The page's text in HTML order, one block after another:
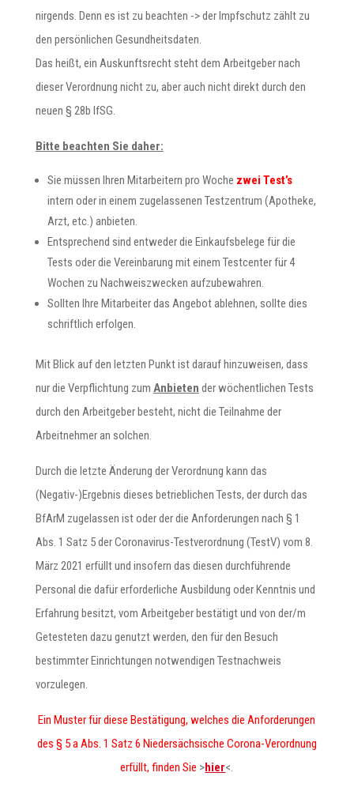
nirgends. Denn es ist zu beachten -> der Impfschutz zählt zu
den persönlichen Gesundheitsdaten.
Das heißt, ein Auskunftsrecht steht dem Arbeitgeber nach
dieser Verordnung nicht zu, aber auch nicht direkt durch den
neuen § 28b IfSG.
Bitte beachten Sie daher:
Sie müssen Ihren Mitarbeitern pro Woche zwei Test’s
intern oder in einem zugelassenen Testzentrum (Apotheke,
Arzt, etc.) anbieten.
Entsprechend sind entweder die Einkaufsbelege für die
Tests oder die Vereinbarung mit einem Testcenter für 4
Wochen zu Nachweiszwecken aufzubewahren.
Sollten Ihre Mitarbeiter das Angebot ablehnen, sollte dies
schriftlich erfolgen.
Mit Blick auf den letzten Punkt ist darauf hinzuweisen, dass
nur die Verpflichtung zum Anbieten der wöchentlichen Tests
durch den Arbeitgeber besteht, nicht die Teilnahme der
Arbeitnehmer an solchen.
Durch die letzte Änderung der Verordnung kann das
(Negativ-)Ergebnis dieses betrieblichen Tests, der durch das
BfArM zugelassen ist oder der die Anforderungen nach § 1
Abs. 1 Satz 5 der Coronavirus-Testverordnung (TestV) vom 8.
März 2021 erfüllt und insofern das diesen durchführende
Personal die dafür erforderliche Ausbildung oder Kenntnis und
Erfahrung besitzt, vom Arbeitgeber bestätigt und von der/m
Getesteten dazu genutzt werden, den für den Besuch
bestimmter Einrichtungen notwendigen Testnachweis
vorzulegen.
Ein Muster für diese Bestätigung, welches die Anforderungen
des § 5 a Abs. 1 Satz 6 Niedersächsische Corona-Verordnung
erfüllt, finden Sie >hier<.